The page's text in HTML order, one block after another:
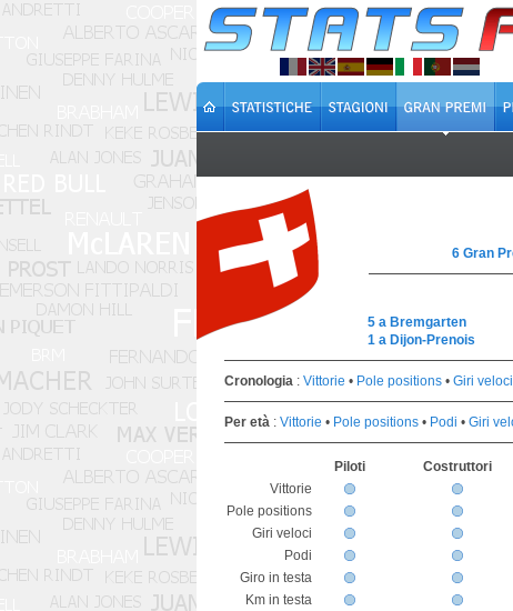
6 Gran
5 a Bremgarten
1 a Dijon-Prenois
Cronologia : Vittorie • Pole positions • Giri veloci
Per età : Vittorie • Pole positions • Podi • Giri
Piloti Costruttori
Vittorie
Pole positions
Giri veloci
Podi
Giro in testa
Km in testa